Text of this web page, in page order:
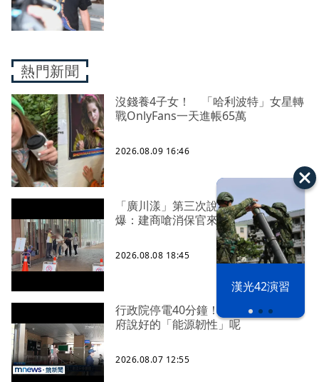
漢光42演習
熱門新聞
沒錢養4子女！ 「哈利波特」女星轉
戰OnlyFans一天進帳65萬
2026.08.09 16:46
「廣川漾」第三次說明會 解約戶
爆：建商嗆消保官來再說
2026.08.08 18:45
行政院停電40分鐘！ 藍委批：賴政
府說好的「能源韌性」呢
2026.08.07 12:55